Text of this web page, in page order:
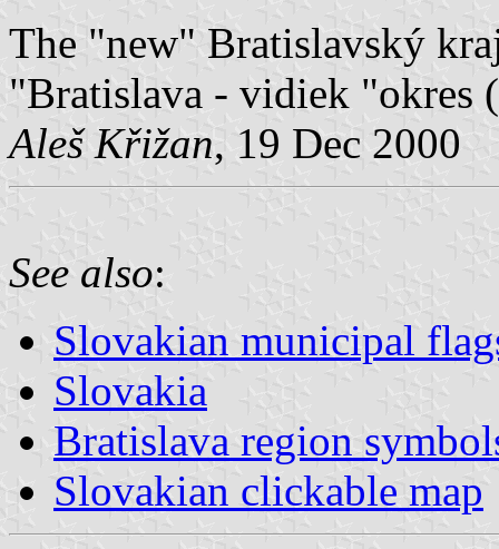
The "new" Bratislavský
"Bratislava - vidiek "okres
Aleš Křižan, 19 Dec 2000
See also:
Slovakian municipal
Slovakia
Bratislava region
Slovakian clickable map